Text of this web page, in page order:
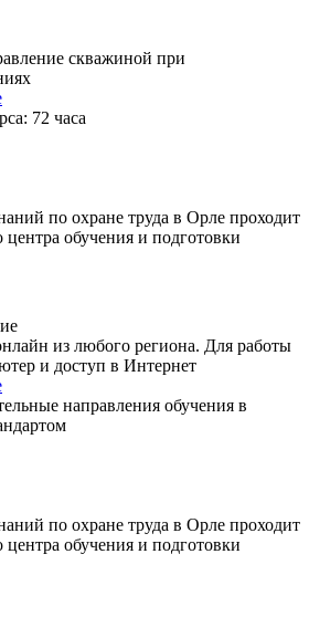
скважиной при
72 часа
по охране труда в Орле проходит
обучения и подготовки
из любого региона. Для работы
и доступ в Интернет
направления обучения в
по охране труда в Орле проходит
обучения и подготовки